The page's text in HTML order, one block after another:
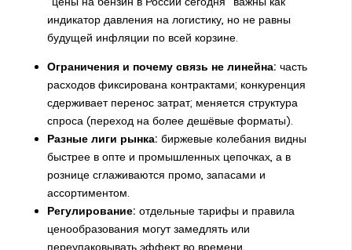
индикатор давления на логистику, но не равны
будущей инфляции по всей корзине.
Ограничения и почему связь не линейна: часть
расходов фиксирована контрактами; конкуренция
сдерживает перенос затрат; меняется структура
спроса (переход на более дешёвые форматы).
Разные лиги рынка: биржевые колебания видны
быстрее в опте и промышленных цепочках, а в
рознице сглаживаются промо, запасами и
ассортиментом.
Регулирование: отдельные тарифы и правила
ценообразования могут замедлять или
переупаковывать эффект во времени.